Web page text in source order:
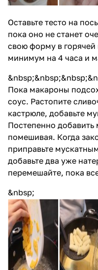
Оставьте тесто на
пока оно не станет
свою форму в горячей
минимум на 4 часа и
Пока макароны
соус. Растопите
кастрюле, добавьте
Постепенно
помешивая. Когда
приправьте
добавьте два уже
перемешайте, пока
&nbsp;